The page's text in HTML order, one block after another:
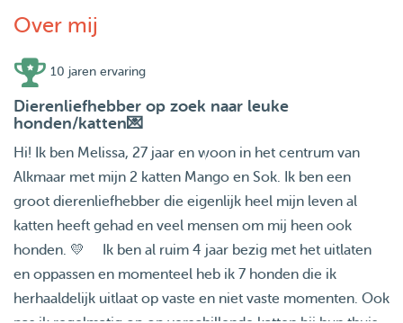
Over mij
10 jaren ervaring
Dierenliefhebber op zoek naar leuke
honden/katten💌
Hi! Ik ben Melissa, 27 jaar en woon in het centrum van
Alkmaar met mijn 2 katten Mango en Sok. Ik ben een
groot dierenliefhebber die eigenlijk heel mijn leven al
katten heeft gehad en veel mensen om mij heen ook
honden. 💛 Ik ben al ruim 4 jaar bezig met het uitlaten
en oppassen en momenteel heb ik 7 honden die ik
herhaaldelijk uitlaat op vaste en niet vaste momenten. Ook